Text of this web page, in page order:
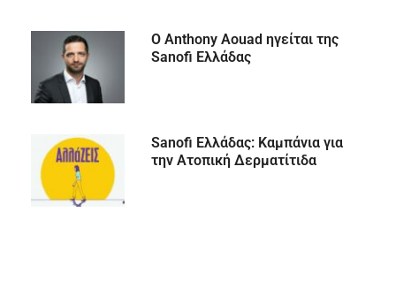
Ο Anthony Aouad ηγείται της
Sanofi Ελλάδας
Sanofi Ελλάδας: Καμπάνια για
την Ατοπική Δερματίτιδα